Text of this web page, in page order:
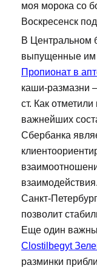
моя морока со
Воскресенск
В Центральном
выпущенные им
Пропионат в
каши-размазни
ст. Как
важнейших
Сбербанка
Санкт-
позволит
Еще один
Clostilbegyt
разминки